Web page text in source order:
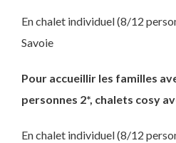
En chalet individuel (8/12
Savoie
Pour accueillir les familles
personnes 2*, chalets cosy
En chalet individuel (8/12